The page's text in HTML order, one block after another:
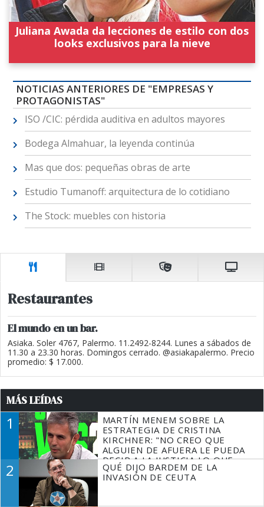
Juliana Awada da lecciones de estilo con dos
looks exclusivos para la nieve
NOTICIAS ANTERIORES DE "EMPRESAS Y
PROTAGONISTAS"
ISO /CIC: pérdida auditiva en adultos mayores
Bodega Almahuar, la leyenda continúa
Mas que dos: pequeñas obras de arte
Estudio Tumanoff: arquitectura de lo cotidiano
The Stock: muebles con historia
Restaurantes
El mundo en un bar.
Asiaka. Soler 4767, Palermo. 11.2492-8244. Lunes a sábados de
11.30 a 23.30 horas. Domingos cerrado. @asiakapalermo. Precio
promedio: $ 17.000.
MÁS LEÍDAS
1
MARTÍN MENEM SOBRE LA
ESTRATEGIA DE CRISTINA
KIRCHNER: "NO CREO QUE
ALGUIEN DE AFUERA LE PUEDA
DECIR A LA JUSTICIA LO QUE
TIENE QUE HACER"
2
QUÉ DIJO BARDEM DE LA
INVASIÓN DE CEUTA